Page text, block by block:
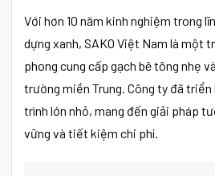
Với hơn 10 năm kinh nghiệm trong
dựng xanh, SAKO Việt Nam là một
phong cung cấp gạch bê tông nhẹ
trường miền Trung. Công ty đã
trình lớn nhỏ, mang đến giải pháp
vững và tiết kiệm chi phí.